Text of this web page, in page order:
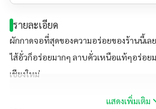
รายละเอียด
ผักกาดจอที่สุดของความอร่อยของร้านนี้เล
ไส้อั่วก็อร่อยมากๆ ลาบคั่วเหนือแท้ๆอร่อย
เชียงใหม่
แสดงเพิ่มเติม